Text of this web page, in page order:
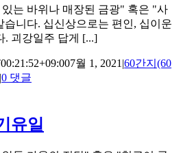
는 바위나 매장된 금광" 혹은 "사
니다. 십신상으로는 편인, 십이운
. 괴강일주 답게 [...]
7월 1, 2021 |60간지(60
|0 댓글
유일